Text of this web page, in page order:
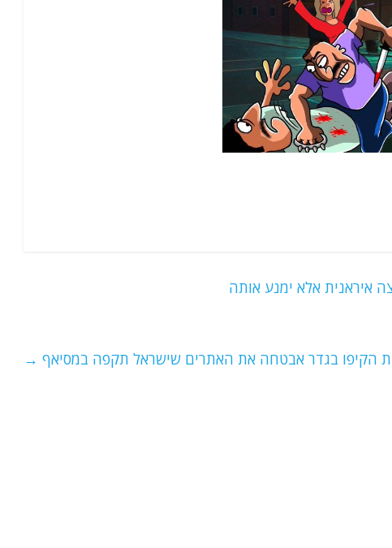
איראנית אלא ימנע אותה
הקיפו בגדר אבטחה את האתרים שישראל תקפה במסיאף →